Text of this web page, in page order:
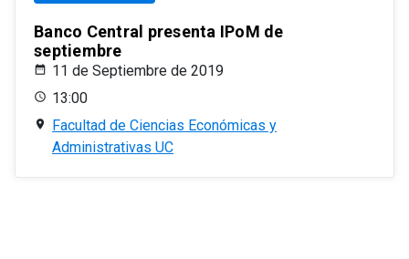
Banco Central presenta IPoM de
septiembre
11 de Septiembre de 2019
13:00
Facultad de Ciencias Económicas y
Administrativas UC